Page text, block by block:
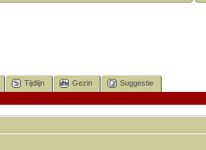
Tijdlijn Gezin
Suggestie